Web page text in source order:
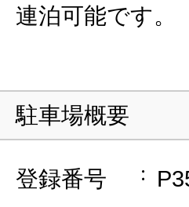
連泊可能です。
駐車場概要
登録番号